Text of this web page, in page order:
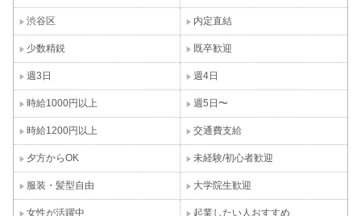
渋谷区 内定直結
少数精鋭 既卒歓迎
週3日 週4日
時給1000円以上 週5日〜
時給1200円以上 交通費支給
夕方からOK 未経験/初心者歓迎
服装・髪型自由 大学院生歓迎
女性が活躍中 起業したい人おすすめ